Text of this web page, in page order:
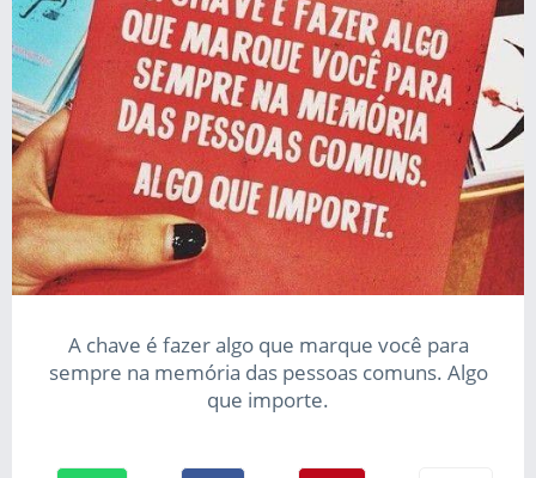
A chave é fazer algo que marque você para
sempre na memória das pessoas comuns. Algo
que importe.